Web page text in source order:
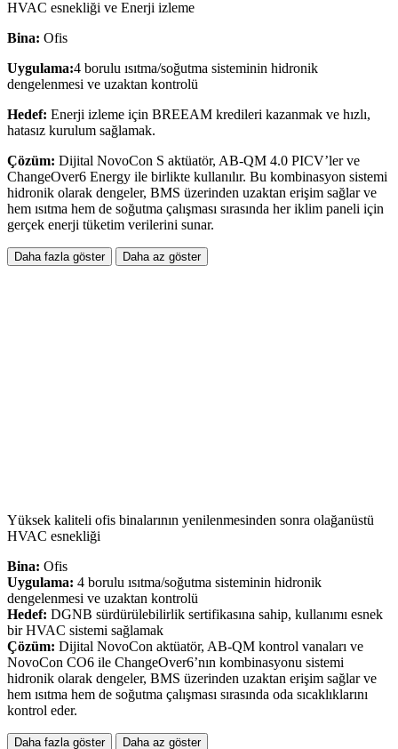
HVAC esnekliği ve Enerji izleme
Bina: Ofis
Uygulama:4 borulu ısıtma/soğutma sisteminin hidronik
dengelenmesi ve uzaktan kontrolü
Hedef: Enerji izleme için BREEAM kredileri kazanmak ve hızlı,
hatasız kurulum sağlamak.
Çözüm: Dijital NovoCon S aktüatör, AB-QM 4.0 PICV’ler ve
ChangeOver6 Energy ile birlikte kullanılır. Bu kombinasyon sistemi
hidronik olarak dengeler, BMS üzerinden uzaktan erişim sağlar ve
hem ısıtma hem de soğutma çalışması sırasında her iklim paneli için
gerçek enerji tüketim verilerini sunar.
Daha fazla göster Daha az göster
Yüksek kaliteli ofis binalarının yenilenmesinden sonra olağanüstü
HVAC esnekliği
Bina: Ofis
Uygulama: 4 borulu ısıtma/soğutma sisteminin hidronik
dengelenmesi ve uzaktan kontrolü
Hedef: DGNB sürdürülebilirlik sertifikasına sahip, kullanımı esnek
bir HVAC sistemi sağlamak
Çözüm: Dijital NovoCon aktüatör, AB‑QM kontrol vanaları ve
NovoCon CO6 ile ChangeOver6’nın kombinasyonu sistemi
hidronik olarak dengeler, BMS üzerinden uzaktan erişim sağlar ve
hem ısıtma hem de soğutma çalışması sırasında oda sıcaklıklarını
kontrol eder.
Daha fazla göster Daha az göster